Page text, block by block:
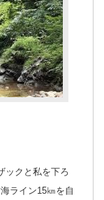
ックと私を下ろ
ライン15㎞を自